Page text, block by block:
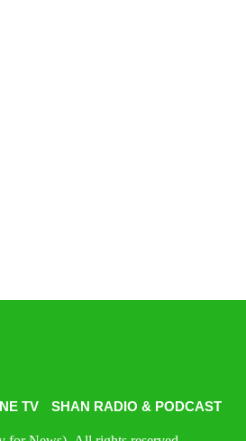
TV SHAN RADIO & PODCAST